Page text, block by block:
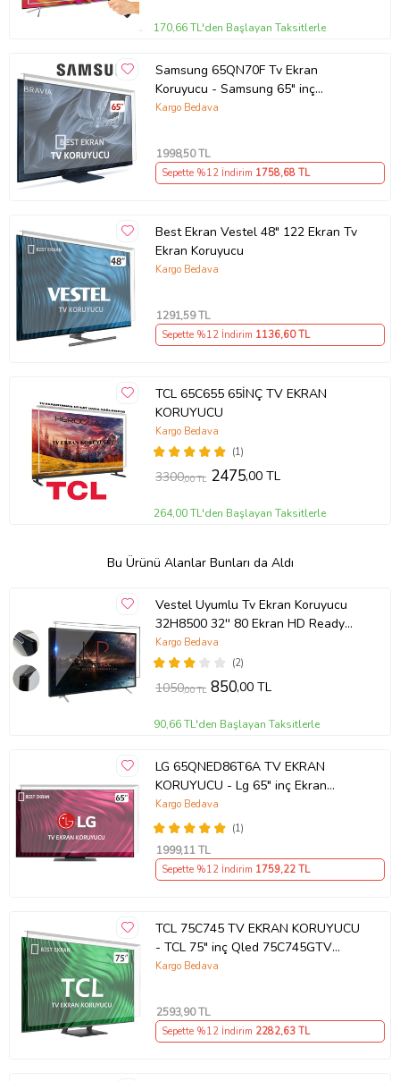
170,66 TL'den Başlayan Taksitlerle
Samsung 65QN70F Tv Ekran
Koruyucu - Samsung 65" inç
KIRILMAZ QLED KORUYUCU
Kargo Bedava
1998,50 TL
Sepette %12 İndirim 1758,68 TL
Best Ekran Vestel 48" 122 Ekran Tv
Ekran Koruyucu
Kargo Bedava
1291,59 TL
Sepette %12 İndirim 1136,60 TL
TCL 65C655 65İNÇ TV EKRAN
KORUYUCU
(1)
Kargo Bedava
3300,00 TL 2475,00 TL
264,00 TL'den Başlayan Taksitlerle
Bu Ürünü Alanlar Bunları da Aldı
Vestel Uyumlu Tv Ekran Koruyucu
32H8500 32'' 80 Ekran HD Ready
TV
(2)
Kargo Bedava
1050,00 TL 850,00 TL
90,66 TL'den Başlayan Taksitlerle
LG 65QNED86T6A TV EKRAN
KORUYUCU - Lg 65" inç Ekran
Koruyucu
(1)
Kargo Bedava
1999,11 TL
Sepette %12 İndirim 1759,22 TL
TCL 75C745 TV EKRAN KORUYUCU
- TCL 75" inç Qled 75C745GTV
Ekran Koruyucu
Kargo Bedava
2593,90 TL
Sepette %12 İndirim 2282,63 TL